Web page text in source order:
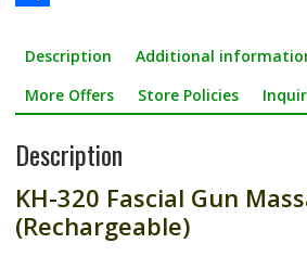
o
k
e
r
e
Description Additional
More Offers
Store Policies
Description
KH-320 Fascial Gun
(Rechargeable)